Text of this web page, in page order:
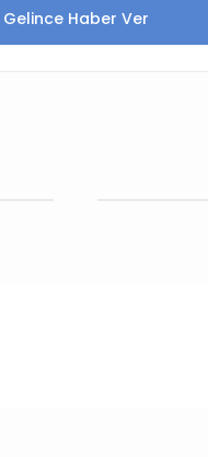
Gelince Haber Ver